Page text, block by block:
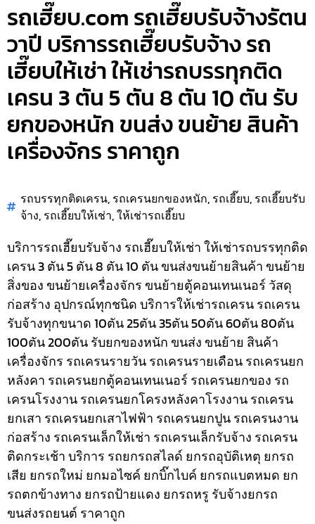
รถเฮี๊ยบ.com รถเฮี๊ยบรับจ้างรัตน
วาปี บริการรถเฮี๊ยบรับจ้าง รถ
เฮี๊ยบให้เช่า ให้เช่ารถบรรทุกติด
เครน 3 ตัน 5 ตัน 8 ตัน 10 ตัน รับ
ยกของหนัก ขนส่ง ขนย้าย สินค้า
เครื่องจักร ราคาถูก
รถบรรทุกติดเครน, รถเครนยกของหนัก, รถเฮี๊ยบ, รถเฮี๊ยบรับ
จ้าง, รถเฮี๊ยบให้เช่า,ให้เช่ารถเฮี๊ยบ
บริการรถเฮี๊ยบรับจ้าง รถเฮี๊ยบให้เช่า ให้เช่ารถบรรทุกติด
เครน 3 ตัน 5 ตัน 8 ตัน 10 ตัน ขนส่งขนย้ายสินค้า ขนย้าย
สิ่งของ ขนย้ายเครื่องจักร ขนย้ายตู้คอนเทนเนอร์ วัสดุ
ก่อสร้าง อุปกรณ์ทุกชนิดบริการให้เช่ารถเครน รถเครน
รับจ้างทุกขนาด 10ตัน 25ตัน 35ตัน 50ตัน 60ตัน 80ตัน
100ตัน 200ตัน รับยกของหนัก ขนส่ง ขนย้าย สินค้า
เครื่องจักร รถเครนรายวัน รถเครนรายเดือน รถเครนยก
หลังคา รถเครนยกตู้คอนเทนเนอร์ รถเครนยกของ รถ
เครนโรงงาน รถเครนยกโครงหลังคาโรงงาน รถเครน
ยกเสา รถเครนยกเสาไฟฟ้า รถเครนยกปูน รถเครนงาน
ก่อสร้าง รถเครนเล็กให้เช่า รถเครนเล็กรับจ้าง รถเครน
ติดกระเช้าบริการ รถยกรถสไลด์ ยกรถอุบัติเหตุ ยกรถ
เสีย ยกรถใหม่ ยกมอไซค์ ยกบิ๊กไบค์ ยกรถแบตหมด ยก
รถตกข้างทาง ยกรถป้ายแดง ยกรถหรู รับจ้างยกรถ
ขนส่งรถยนต์ ราคาถูก